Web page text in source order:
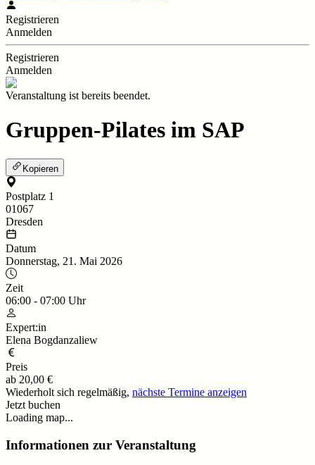
Registrieren
Anmelden
Registrieren
Anmelden
Veranstaltung ist bereits beendet.
Gruppen-Pilates im SAP
Kopieren
Postplatz 1
01067
Dresden
Datum
Donnerstag, 21. Mai 2026
Zeit
06:00 - 07:00 Uhr
Expert:in
Elena Bogdanzaliew
Preis
ab 20,00 €
Wiederholt sich regelmäßig, nächste Termine anzeigen
Jetzt buchen
Loading map...
Informationen zur Veranstaltung